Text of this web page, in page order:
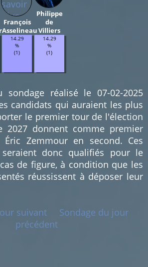
François
Asselineau
14.29
%
(1)
Philippe
de
Villiers
14.29
%
(1)
sondage réalisé le 07-02-2025
candidats qui auraient les plus
le premier tour de l'élection
2027 donnent comme premier
Éric Zemmour en second. Ces
donc qualifiés pour le
de figure, à condition que les
réussissent à déposer leur
suivant
Sondage du jour
précédent